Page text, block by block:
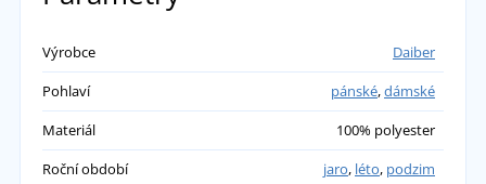
Výrobce
Daiber
Pohlaví
pánské,dámské
Materiál
100% polyester
Roční období
jaro, léto, podzim